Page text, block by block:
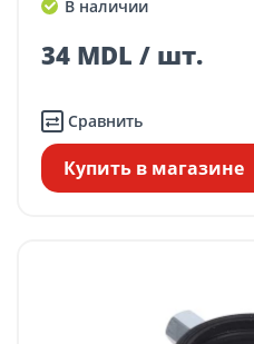
В наличии
34 MDL / шт.
Сравнить
Купить в магазине